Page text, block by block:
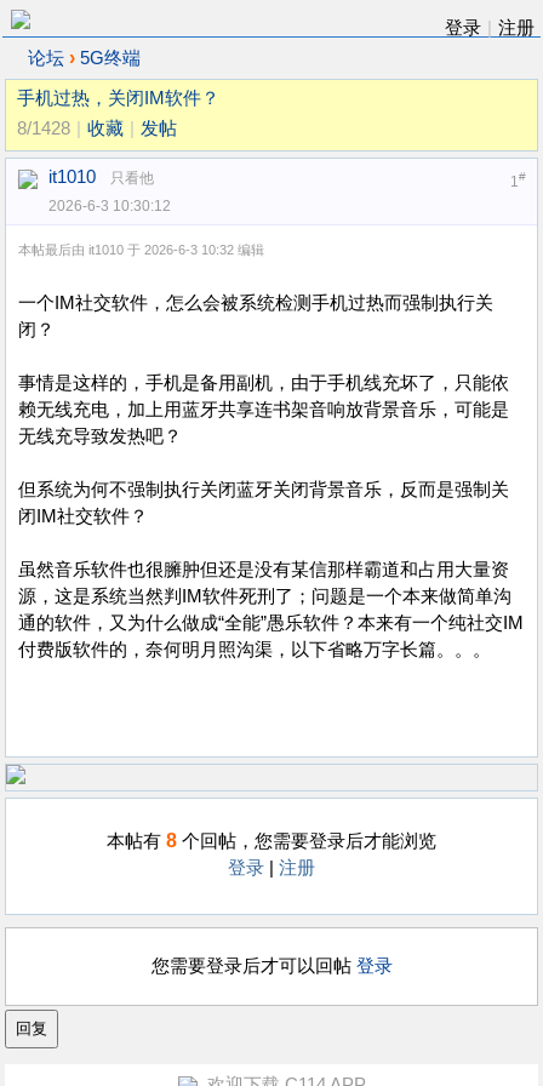
登录
注册
论坛 › 5G终端
手机过热，关闭IM软件？
8/1428
收藏 发帖
1#
it1010
只看他
2026-6-3 10:30:12
本帖最后由 it1010 于 2026-6-3 10:32 编辑
一个IM社交软件，怎么会被系统检测手机过热而强制执行关
闭？
事情是这样的，手机是备用副机，由于手机线充坏了，只能依
赖无线充电，加上用蓝牙共享连书架音响放背景音乐，可能是
无线充导致发热吧？
但系统为何不强制执行关闭蓝牙关闭背景音乐，反而是强制关
闭IM社交软件？
虽然音乐软件也很臃肿但还是没有某信那样霸道和占用大量资
源，这是系统当然判IM软件死刑了；问题是一个本来做简单沟
通的软件，又为什么做成“全能”愚乐软件？本来有一个纯社交IM
付费版软件的，奈何明月照沟渠，以下省略万字长篇。。。
本帖有 8 个回帖，您需要登录后才能浏览
登录
注册
您需要登录后才可以回帖 登录